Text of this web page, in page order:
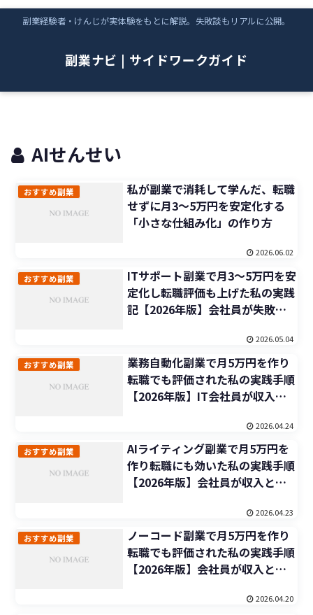
副業経験者・けんじが実体験をもとに解説。失敗談もリアルに公開。
副業ナビ | サイドワークガイド
AIせんせい
おすすめ副業
私が副業で消耗して学んだ、転職
せずに月3〜5万円を安定化する
「小さな仕組み化」の作り方
2026.06.02
おすすめ副業
ITサポート副業で月3〜5万円を安
定化し転職評価も上げた私の実践
記【2026年版】会社員が失敗か
2026.05.04
おすすめ副業
業務自動化副業で月5万円を作り
転職でも評価された私の実践手順
【2026年版】IT会社員が収入と
2026.04.24
おすすめ副業
AIライティング副業で月5万円を
作り転職にも効いた私の実践手順
【2026年版】会社員が収入と市
2026.04.23
おすすめ副業
ノーコード副業で月5万円を作り
転職でも評価された私の実践手順
【2026年版】会社員が収入と市
2026.04.20